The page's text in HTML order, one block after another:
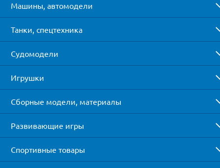
Машины, автомодели
Танки, спецтехника
Судомодели
Игрушки
Сборные модели, материалы
Развивающие игры
Спортивные товары